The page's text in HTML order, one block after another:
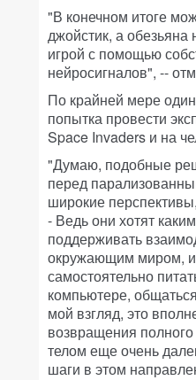
"В конечном итоге
джойстик, а обезьяна
игрой с помощью
нейросигналов", --
По крайней мере
попытка провести
Space Invaders и на
"Думаю, подобные
перед
широкие
- Ведь они хотят
поддерживать
окружающим миром,
самостоятельно
компьютере,
мой взгляд, это
возвращения
телом еще очень
шаги в этом